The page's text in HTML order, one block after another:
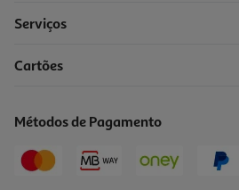
Serviços
Cartões
Métodos de Pagamento